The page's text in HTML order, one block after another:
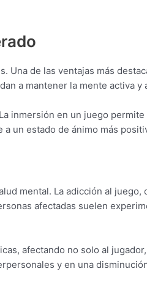
de las ventajas más
a mantener la mente activa
inmersión en un juego
un estado de ánimo más
mental. La adicción al
afectadas suelen
afectando no solo al
y en una